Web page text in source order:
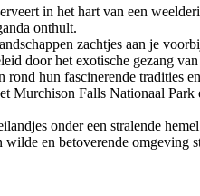
in het hart van een
onthult.
zachtjes aan je
door het exotische gezang
rond hun fascinerende tradities
Murchison Falls Nationaal
onder een stralende
en betoverende omgeving